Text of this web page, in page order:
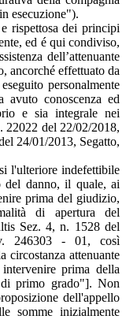
esecuzione").
rispettosa dei principi
ed é qui condiviso,
dell’attenuante
ancorché effettuato da
personalmente
avuto conoscenza ed
e sia integrale nei
22022 del 22/02/2018,
24/01/2013, Segatto,
l'ulteriore indefettibile
del danno, il quale, ai
prima del giudizio,
di apertura del
Sez. 4, n. 1528 del
246303 - 01, così
circostanza attenuante
prima della
primo grado"]. Non
dell'appello
somme inizialmente